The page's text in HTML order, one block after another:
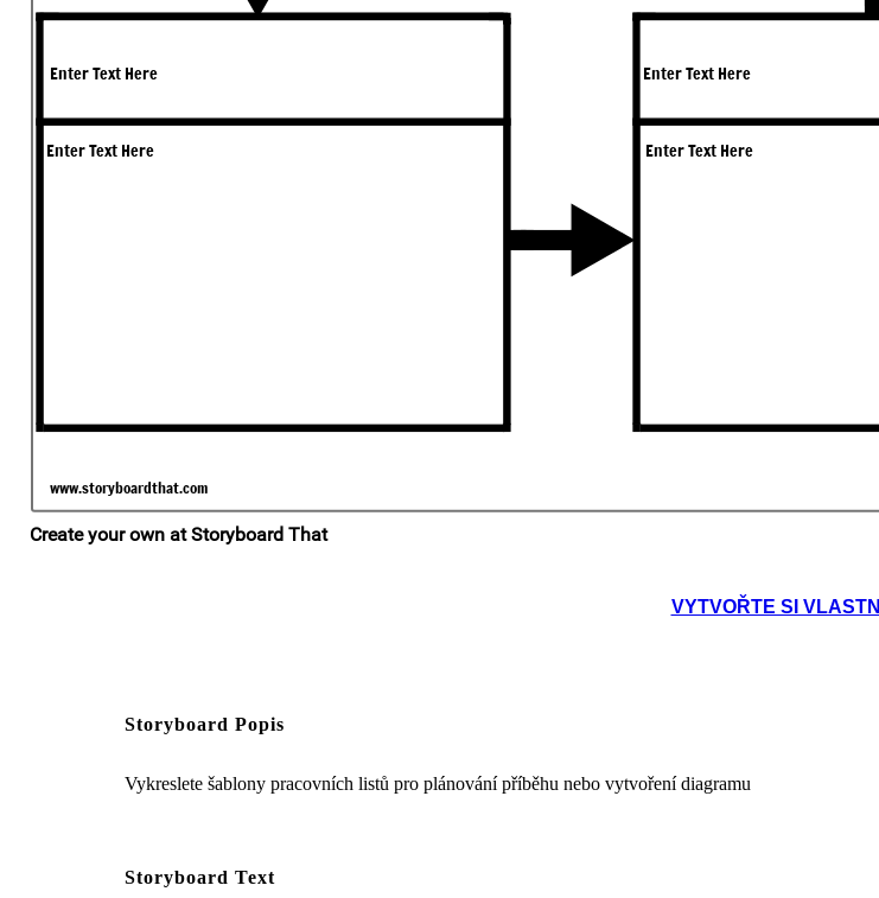
VYTVOŘTE SI VLASTNÍ
Storyboard Popis
Vykreslete šablony pracovních listů pro plánování příběhu nebo vytvoření diagramu
Storyboard Text